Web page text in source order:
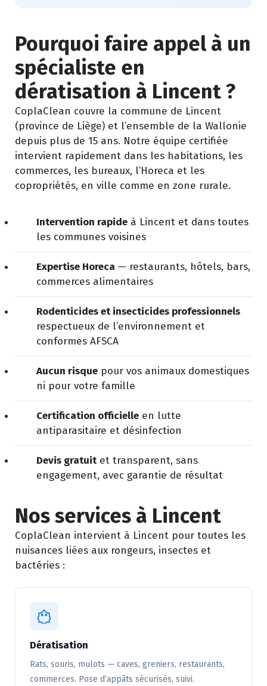
Pourquoi faire appel à un
spécialiste en
dératisation à Lincent ?
CoplaClean couvre la commune de Lincent
(province de Liège) et l’ensemble de la Wallonie
depuis plus de 15 ans. Notre équipe certifiée
intervient rapidement dans les habitations, les
commerces, les bureaux, l’Horeca et les
copropriétés, en ville comme en zone rurale.
Intervention rapide à Lincent et dans toutes
les communes voisines
Expertise Horeca — restaurants, hôtels, bars,
commerces alimentaires
Rodenticides et insecticides professionnels
respectueux de l’environnement et
conformes AFSCA
Aucun risque pour vos animaux domestiques
ni pour votre famille
Certification officielle en lutte
antiparasitaire et désinfection
Devis gratuitet transparent, sans
engagement, avec garantie de résultat
Nos services à Lincent
CoplaClean intervient à Lincent pour toutes les
nuisances liées aux rongeurs, insectes et
bactéries :
Dératisation
Rats, souris, mulots — caves, greniers, restaurants,
commerces. Pose d’appâts sécurisés, suivi.